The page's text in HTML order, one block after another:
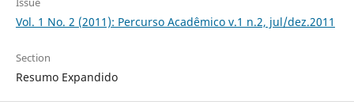
Vol. 1 No. 2 (2011): Percurso Acadêmico v.1 n.2, jul/dez.2011
Section
Resumo Expandido